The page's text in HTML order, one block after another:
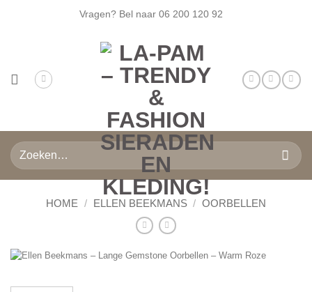
Vragen? Bel naar 06 200 120 92
Zoeken
naar:
HOME / ELLEN BEEKMANS / OORBELLEN